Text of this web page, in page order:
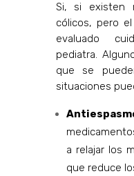
Si, si existen
cólicos, pero
evaluado
pediatra.
que se
situaciones
a relajar los
que reduce